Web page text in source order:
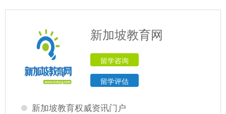
新加坡教育网
留学咨询
留学评估
新加坡教育权威资讯门户